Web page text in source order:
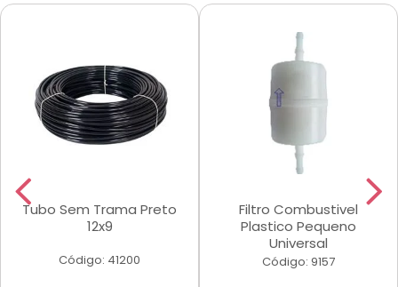
Tubo Sem Trama Preto
12x9
Código: 41200
Filtro Combustivel
Plastico Pequeno
Universal
Código: 9157